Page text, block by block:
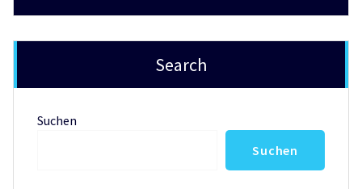
Search
Suchen
Suchen